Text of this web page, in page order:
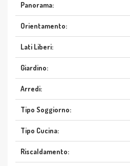
Panorama:
Orientamento:
Lati Liberi:
Giardino:
Arredi:
Tipo Soggiorno:
Tipo Cucina:
Riscaldamento: